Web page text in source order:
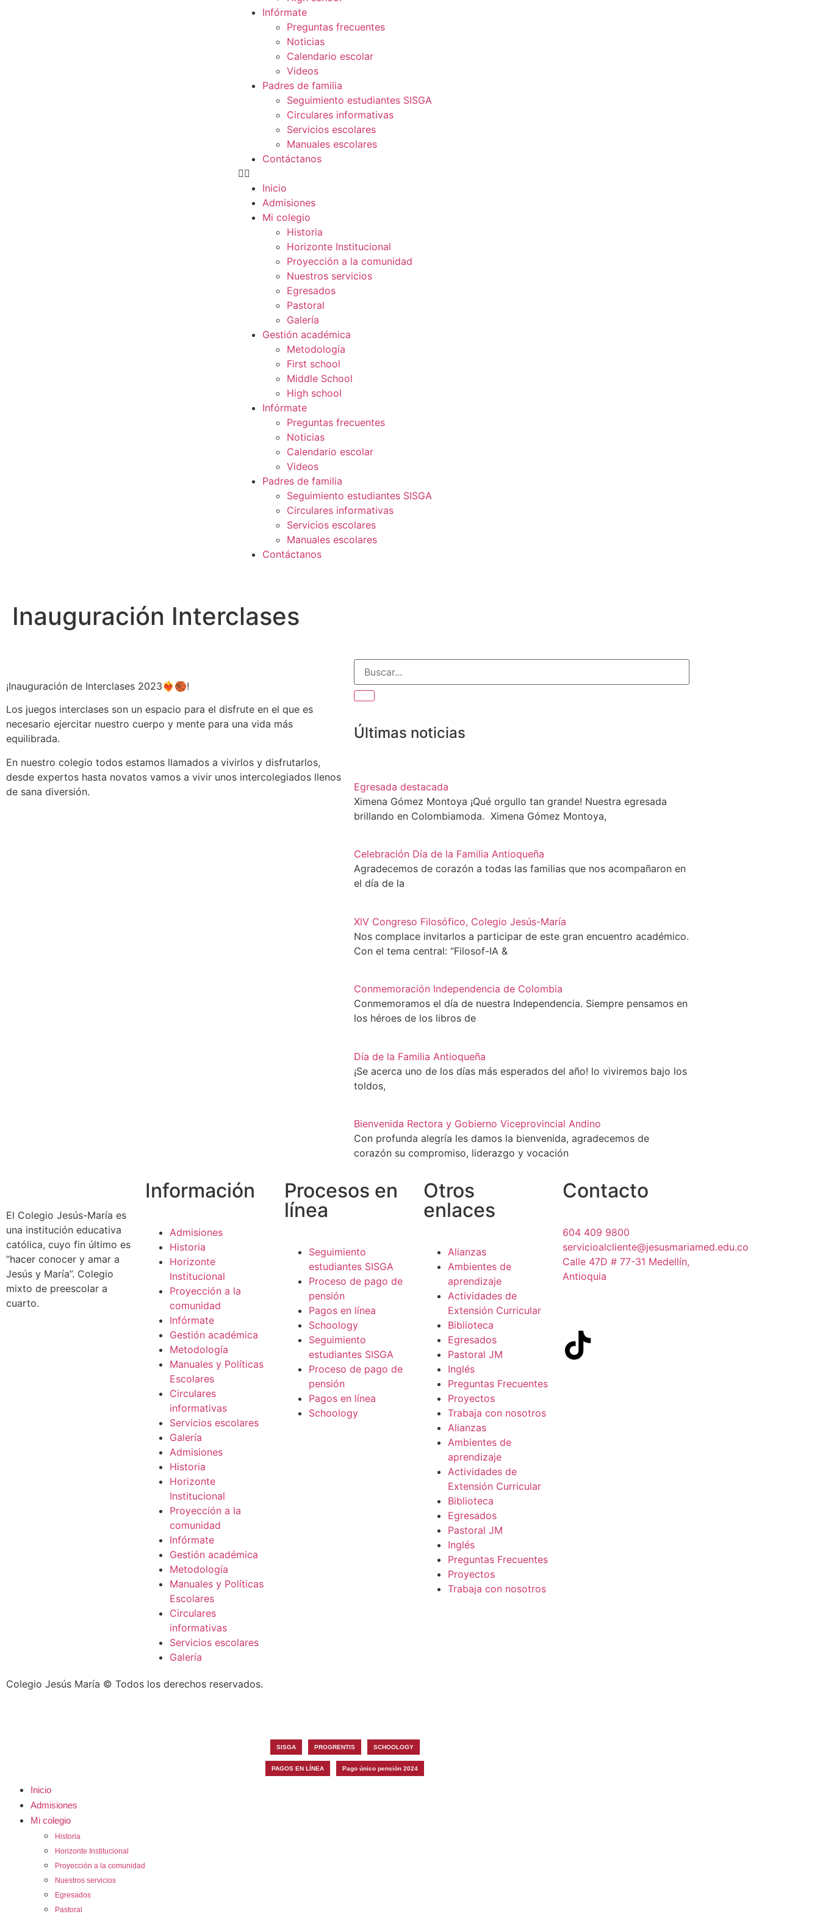
Infórmate
Preguntas frecuentes
Noticias
Calendario escolar
Videos
Padres de familia
Seguimiento estudiantes SISGA
Circulares informativas
Servicios escolares
Manuales escolares
Contáctanos
Inicio
Admisiones
Mi colegio
Historia
Horizonte Institucional
Proyección a la comunidad
Nuestros servicios
Egresados
Pastoral
Galería
Gestión académica
Metodología
First school
Middle School
High school
Infórmate
Preguntas frecuentes
Noticias
Calendario escolar
Videos
Padres de familia
Seguimiento estudiantes SISGA
Circulares informativas
Servicios escolares
Manuales escolares
Contáctanos
Inauguración Interclases
¡Inauguración de Interclases 2023❤️‍🔥🏀!
Los juegos interclases son un espacio para el disfrute en el que es
necesario ejercitar nuestro cuerpo y mente para una vida más
equilibrada.
En nuestro colegio todos estamos llamados a vivirlos y disfrutarlos,
desde expertos hasta novatos vamos a vivir unos intercolegiados llenos
de sana diversión.
Últimas noticias
Egresada destacada
Ximena Gómez Montoya ¡Qué orgullo tan grande! Nuestra egresada
brillando en Colombiamoda. Ximena Gómez Montoya,
Celebración Día de la Familia Antioqueña
Agradecemos de corazón a todas las familias que nos acompañaron en
el día de la
XlV Congreso Filosófico, Colegio Jesús-María
Nos complace invitarlos a participar de este gran encuentro académico.
Con el tema central: “Filosof-IA &
Conmemoración Independencia de Colombia
Conmemoramos el día de nuestra Independencia. Siempre pensamos en
los héroes de los libros de
Día de la Familia Antioqueña
¡Se acerca uno de los días más esperados del año! lo viviremos bajo los
toldos,
Bienvenida Rectora y Gobierno Viceprovincial Andino
Con profunda alegría les damos la bienvenida, agradecemos de
corazón su compromiso, liderazgo y vocación
El Colegio Jesús-María es
una institución educativa
católica, cuyo fin último es
“hacer conocer y amar a
Jesús y María”. Colegio
mixto de preescolar a
cuarto.
Información
Admisiones
Historia
Horizonte
Institucional
Proyección a la
comunidad
Infórmate
Gestión académica
Metodología
Manuales y Políticas
Escolares
Circulares
informativas
Servicios escolares
Galería
Admisiones
Historia
Horizonte
Institucional
Proyección a la
comunidad
Infórmate
Gestión académica
Metodología
Manuales y Políticas
Escolares
Circulares
informativas
Servicios escolares
Galería
Procesos en
línea
Seguimiento
estudiantes SISGA
Proceso de pago de
pensión
Pagos en línea
Schoology
Seguimiento
estudiantes SISGA
Proceso de pago de
pensión
Pagos en línea
Schoology
Otros
enlaces
Alianzas
Ambientes de
aprendizaje
Actividades de
Extensión Curricular
Biblioteca
Egresados
Pastoral JM
Inglés
Preguntas Frecuentes
Proyectos
Trabaja con nosotros
Alianzas
Ambientes de
aprendizaje
Actividades de
Extensión Curricular
Biblioteca
Egresados
Pastoral JM
Inglés
Preguntas Frecuentes
Proyectos
Trabaja con nosotros
Contacto
604 409 9800
servicioalcliente@jesusmariamed.edu.co
Calle 47D # 77-31 Medellín,
Antioquia
Colegio Jesús María © Todos los derechos reservados.
SISGA PROGRENTIS SCHOOLOGY
PAGOS EN LÍNEA Pago único pensión 2024
Inicio
Admisiones
Mi colegio
Historia
Horizonte Institucional
Proyección a la comunidad
Nuestros servicios
Egresados
Pastoral